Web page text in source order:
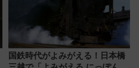
国鉄時代がよみがえる！日本橋